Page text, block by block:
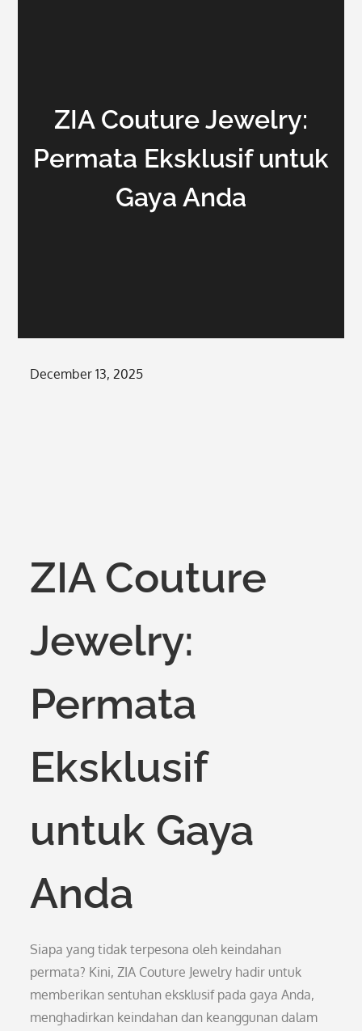
ZIA Couture Jewelry:
Permata Eksklusif untuk
Gaya Anda
Posted
December 13, 2025
ZIA Couture
Jewelry:
Permata
Eksklusif
untuk Gaya
Anda
Siapa yang tidak terpesona oleh keindahan
permata? Kini, ZIA Couture Jewelry hadir untuk
memberikan sentuhan eksklusif pada gaya Anda,
menghadirkan keindahan dan keanggunan dalam